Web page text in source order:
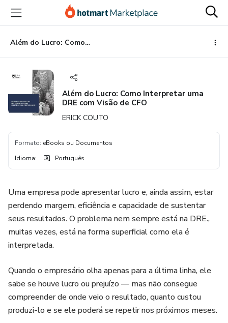
para
conteúdo
principal
para
pagamento
para
rodapé
Além do Lucro: Como Interpretar uma DRE com Visão de CFO
Além do Lucro: Como Interpretar uma
DRE com Visão de CFO
ERICK COUTO
Formato: eBooks ou Documentos
Idioma: Português
Uma empresa pode apresentar lucro e, ainda assim, estar
perdendo margem, eficiência e capacidade de sustentar
seus resultados. O problema nem sempre está na DRE.,
muitas vezes, está na forma superficial como ela é
interpretada.
Quando o empresário olha apenas para a última linha, ele
sabe se houve lucro ou prejuízo — mas não consegue
compreender de onde veio o resultado, quanto custou
produzi-lo e se ele poderá se repetir nos próximos meses.